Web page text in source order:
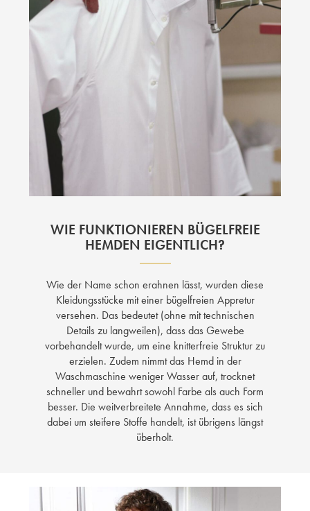
WIE FUNKTIONIEREN BÜGELFREIE
HEMDEN EIGENTLICH?
Wie der Name schon erahnen lässt, wurden diese
Kleidungsstücke mit einer bügelfreien Appretur
versehen. Das bedeutet (ohne mit technischen
Details zu langweilen), dass das Gewebe
vorbehandelt wurde, um eine knitterfreie Struktur zu
erzielen. Zudem nimmt das Hemd in der
Waschmaschine weniger Wasser auf, trocknet
schneller und bewahrt sowohl Farbe als auch Form
besser. Die weitverbreitete Annahme, dass es sich
dabei um steifere Stoffe handelt, ist übrigens längst
überholt.